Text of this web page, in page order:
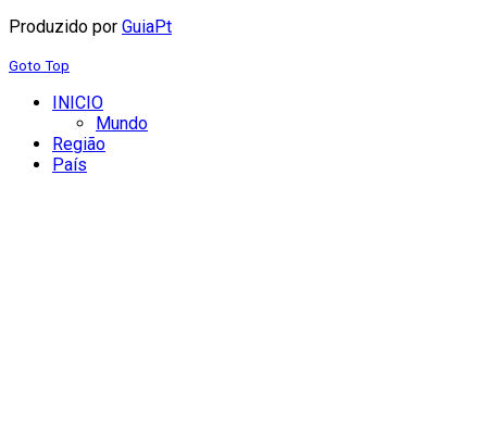
Produzido por GuiaPt
Goto Top
INICIO
Mundo
Região
País